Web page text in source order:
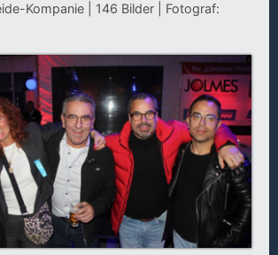
Kompanie | 146 Bilder | Fotograf: